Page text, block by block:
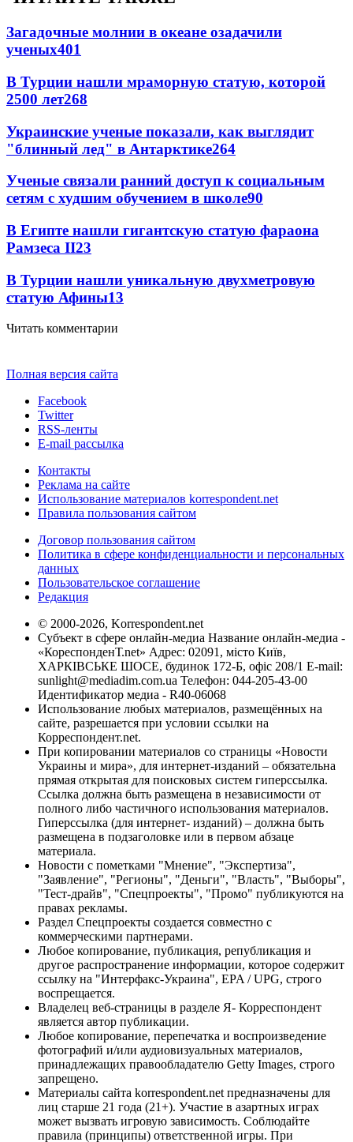
Загадочные молнии в океане озадачили
ученых401
В Турции нашли мраморную статую, которой
2500 лет268
Украинские ученые показали, как выглядит
"блинный лед" в Антарктике264
Ученые связали ранний доступ к социальным
сетям с худшим обучением в школе90
В Египте нашли гигантскую статую фараона
Рамзеса II23
В Турции нашли уникальную двухметровую
статую Афины13
Читать комментарии
Полная версия сайта
Facebook
Twitter
RSS-ленты
E-mail рассылка
Контакты
Реклама на сайте
Использование материалов korrespondent.net
Правила пользования сайтом
Договор пользования сайтом
Политика в сфере конфиденциальности и персональных
данных
Пользовательское соглашение
Редакция
© 2000-2026, Korrespondent.net
Субъект в сфере онлайн-медиа Название онлайн-медиа -
«КореспонденТ.net» Адрес: 02091, місто Київ,
ХАРКІВСЬКЕ ШОСЕ, будинок 172-Б, офіс 208/1 E-mail:
sunlight@mediadim.com.ua Телефон: 044-205-43-00
Идентификатор медиа - R40-06068
Использование любых материалов, размещённых на
сайте, разрешается при условии ссылки на
Корреспондент.net.
При копировании материалов со страницы «Новости
Украины и мира», для интернет-изданий – обязательна
прямая открытая для поисковых систем гиперссылка.
Ссылка должна быть размещена в независимости от
полного либо частичного использования материалов.
Гиперссылка (для интернет- изданий) – должна быть
размещена в подзаголовке или в первом абзаце
материала.
Новости с пометками "Мнение", "Экспертиза",
"Заявление", "Регионы", "Деньги", "Власть", "Выборы",
"Тест-драйв", "Спецпроекты", "Промо" публикуются на
правах рекламы.
Раздел Спецпроекты создается совместно с
коммерческими партнерами.
Любое копирование, публикация, републикация и
другое распространение информации, которое содержит
ссылку на "Интерфакс-Украина", EPA / UPG, строго
воспрещается.
Владелец веб-страницы в разделе Я- Корреспондент
является автор публикации.
Любое копирование, перепечатка и воспроизведение
фотографий и/или аудиовизуальных материалов,
принадлежащих правообладателю Getty Images, строго
запрещено.
Материалы сайта korrespondent.net предназначены для
лиц старше 21 года (21+). Участие в азартных играх
может вызвать игровую зависимость. Соблюдайте
правила (принципы) ответственной игры. При